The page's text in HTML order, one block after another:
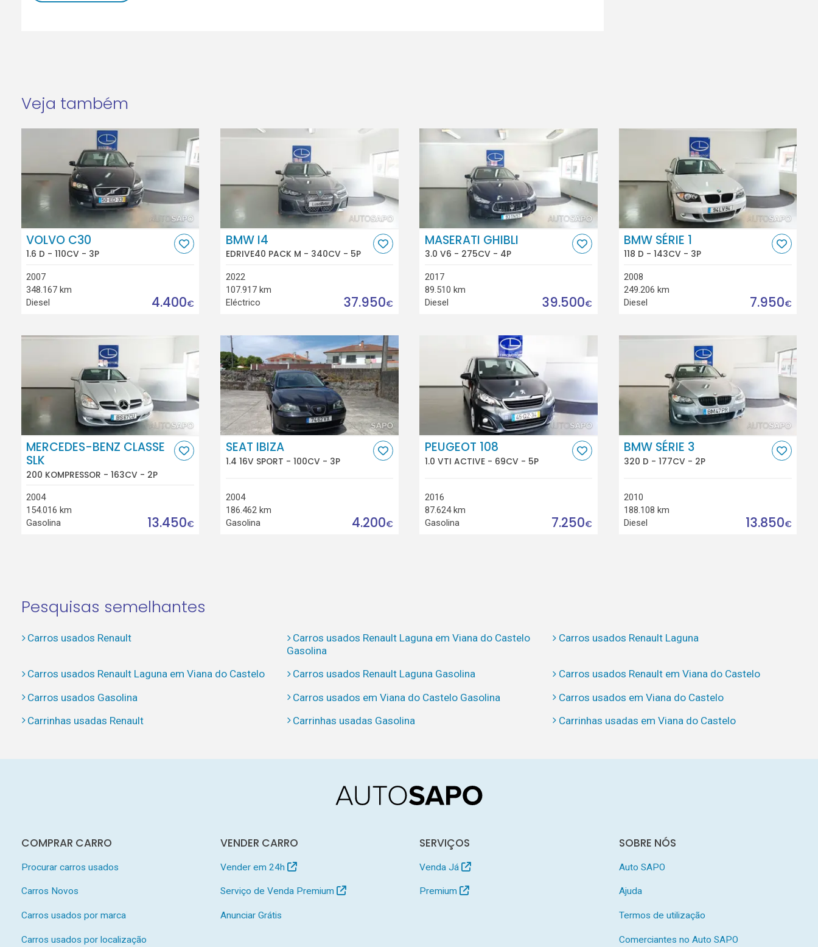
Veja também
VOLVO C30
1.6 D - 110CV - 3P
2007
348.167 km
Diesel
4.400€
BMW I4
EDRIVE40 PACK M - 340CV - 5P
2022
107.917 km
Eléctrico
37.950€
MASERATI GHIBLI
3.0 V6 - 275CV - 4P
2017
89.510 km
Diesel
39.500€
BMW SÉRIE 1
118 D - 143CV - 3P
2008
249.206 km
Diesel
7.950€
MERCEDES-BENZ CLASSE
SLK
200 KOMPRESSOR - 163CV - 2P
2004
154.016 km
Gasolina
13.450€
SEAT IBIZA
1.4 16V SPORT - 100CV - 3P
2004
186.462 km
Gasolina
4.200€
PEUGEOT 108
1.0 VTI ACTIVE - 69CV - 5P
2016
87.624 km
Gasolina
7.250€
BMW SÉRIE 3
320 D - 177CV - 2P
2010
188.108 km
Diesel
13.850€
Pesquisas semelhantes
Carros usados Renault
Carros usados Renault Laguna em Viana do Castelo
Gasolina
Carros usados Renault Laguna
Carros usados Renault Laguna em Viana do Castelo Carros usados Renault Laguna Gasolina
Carros usados Renault em Viana do Castelo
Carros usados Gasolina
Carros usados em Viana do Castelo Gasolina
Carros usados em Viana do Castelo
Carrinhas usadas Renault
Carrinhas usadas Gasolina Carrinhas usadas em Viana do Castelo
COMPRAR CARRO
Procurar carros usados
Carros Novos
Carros usados por marca
Carros usados por localização
VENDER CARRO
Vender em 24h
Serviço de Venda Premium
Anunciar Grátis
SERVIÇOS
Venda Já
Premium
SOBRE NÓS
Auto SAPO
Ajuda
Termos de utilização
Comerciantes no Auto SAPO